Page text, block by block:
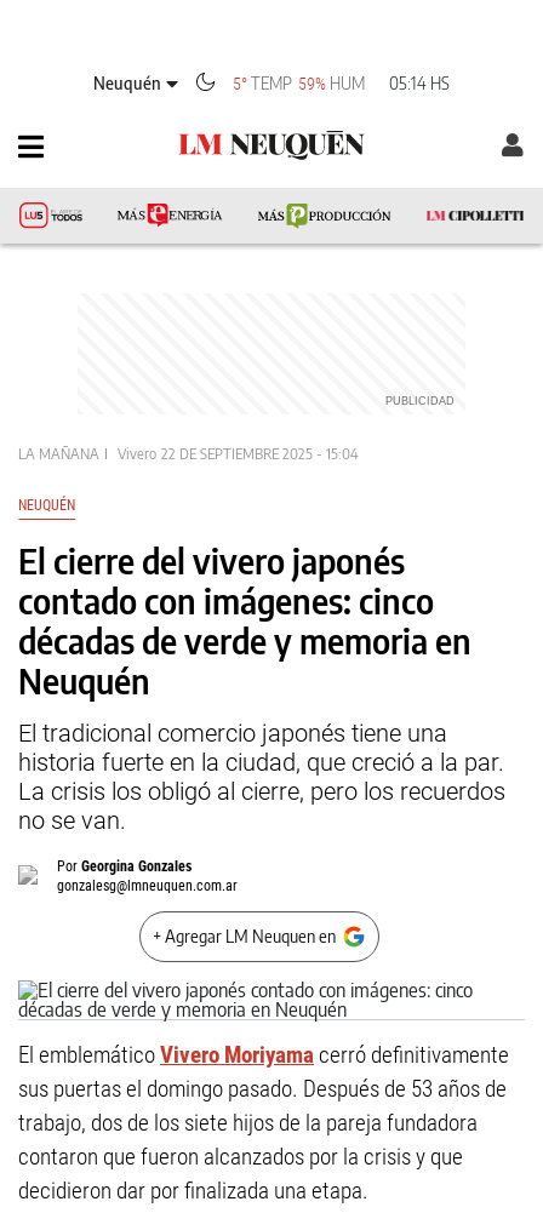
Neuquén 5°TEMP 59% HUM 05:14 HS
LA MAÑANA Vivero 22 DE SEPTIEMBRE 2025 - 15:04
NEUQUÉN
El cierre del vivero japonés
contado con imágenes: cinco
décadas de verde y memoria en
Neuquén
El tradicional comercio japonés tiene una
historia fuerte en la ciudad, que creció a la par.
La crisis los obligó al cierre, pero los recuerdos
no se van.
Por Georgina Gonzales
gonzalesg@lmneuquen.com.ar
+ Agregar LM Neuquen en
El emblemáticoVivero Moriyama cerró definitivamente
sus puertas el domingo pasado. Después de 53 años de
trabajo, dos de los siete hijos de la pareja fundadora
contaron que fueron alcanzados por la crisis y que
decidieron dar por finalizada una etapa.